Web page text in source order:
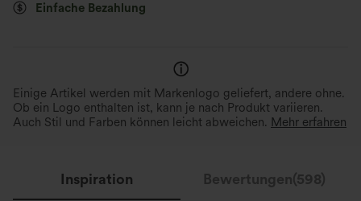
Mittlere Dehnung Vier-Wege-Stretch
Einfache Bezahlung
Einige Artikel werden mit Markenlogo geliefert, andere ohne.
Ob ein Logo enthalten ist, kann je nach Produkt variieren.
Auch Stil und Farben können leicht abweichen. Mehr erfahren
Inspiration Bewertungen(598)